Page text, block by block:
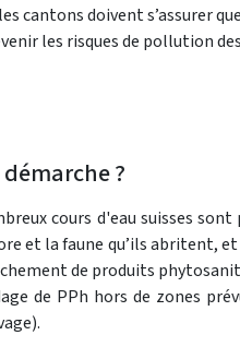
cantons doivent s’assurer
les risques de pollution
?
cours d'eau suisses
et la faune qu’ils abritent,
de produits
de PPh hors de zones